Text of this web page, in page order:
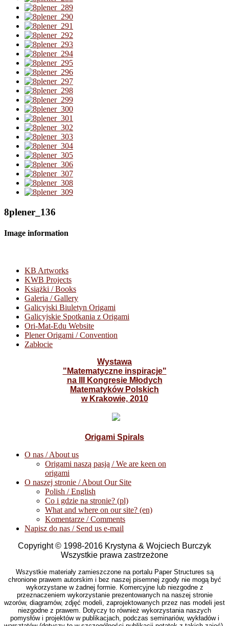
8plener_136
Image information
KB Artworks
KWB Projects
Książki / Books
Galeria / Gallery
Galicyjski Biuletyn Origami
Galicyjskie Spotkania z Origami
Ori-Mat-Edu Website
Plener Origami / Convention
Zabłocie
Wystawa
"Matematyczne inspiracje"
na III Kongresie Młodych
Matematyków Polskich
w Krakowie, 2010
Origami Spirals
O nas / About us
Origami naszą pasją / We are keen on
origami
O naszej stronie / About Our Site
Polish / English
Co i gdzie na stronie? (pl)
What and where on our site? (en)
Komentarze / Comments
Napisz do nas / Send us e-mail
Copyright © 1998-2016 Krystyna & Wojciech Burczyk
Wszystkie prawa zastrzeżone
Wszystkie materiały zamieszczone na portalu Paper Structures są
chronione prawem autorskim i bez naszej pisemnej zgody nie mogą być
wykorzystane w żadnej formie. Komercyjne lub niezgodne z
przeznaczeniem wykorzystanie prezentowanych na naszej stronie
wzorów, diagramów, zdjęć modeli, zaprojektowanych przez nas modeli jest
niezgodne z prawem. Dotyczy to również wykorzystania naszych
pomysłów i projektów w publikacjach, podczas seminariów, wykładów i